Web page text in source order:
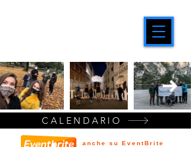
CALENDARIO
anche su EventBrite